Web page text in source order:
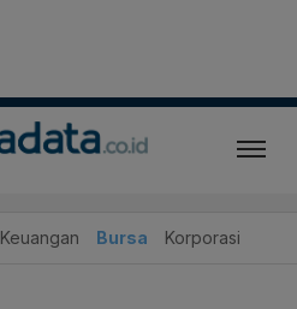
Keuangan Bursa Korporasi